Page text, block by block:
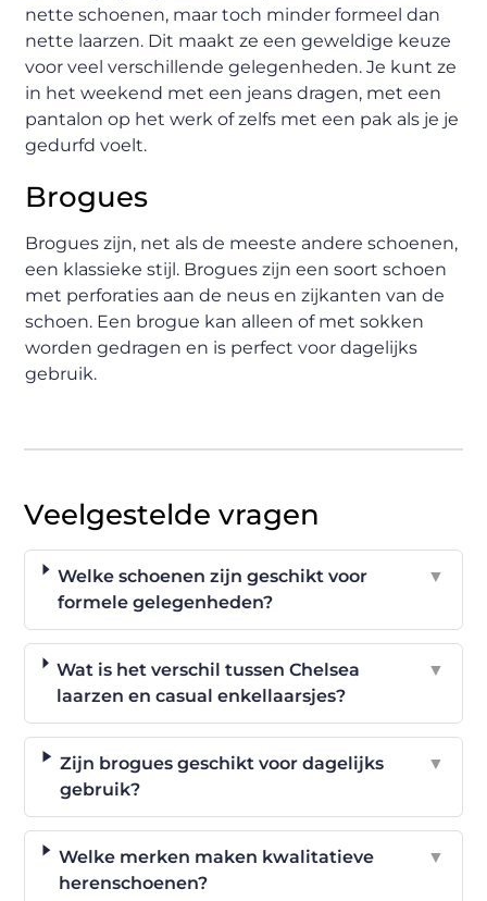
nette schoenen, maar toch minder formeel dan
nette laarzen. Dit maakt ze een geweldige keuze
voor veel verschillende gelegenheden. Je kunt ze
in het weekend met een jeans dragen, met een
pantalon op het werk of zelfs met een pak als je je
gedurfd voelt.
Brogues
Brogues zijn, net als de meeste andere schoenen,
een klassieke stijl. Brogues zijn een soort schoen
met perforaties aan de neus en zijkanten van de
schoen. Een brogue kan alleen of met sokken
worden gedragen en is perfect voor dagelijks
gebruik.
Veelgestelde vragen
Welke schoenen zijn geschikt voor
formele gelegenheden?
▼
Wat is het verschil tussen Chelsea
laarzen en casual enkellaarsjes?
▼
Zijn brogues geschikt voor dagelijks
gebruik?
▼
Welke merken maken kwalitatieve
herenschoenen?
▼